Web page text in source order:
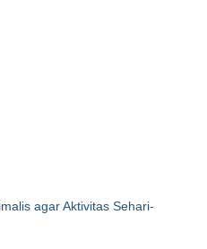
agar Aktivitas Sehari-